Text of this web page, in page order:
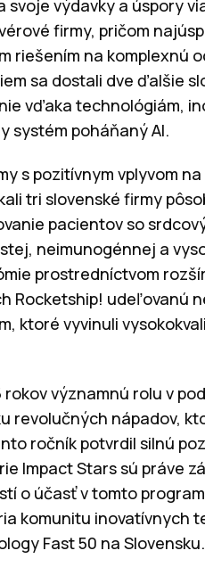
výdavky a úspory
firmy, pričom
riešením na komplexnú
sa dostali dve ďalšie
vďaka technológiám,
systém poháňaný AI.
s pozitívnym vplyvom
tri slovenské firmy
pacientov so
neimunogénnej a
prostredníctvom
Rocketship! udeľovanú
ktoré vyvinuli
rokov významnú rolu v
revolučných nápadov,
ročník potvrdil silnú
Impact Stars sú práve
o účasť v tomto
komunitu inovatívnych
Fast 50 na Slovensku.